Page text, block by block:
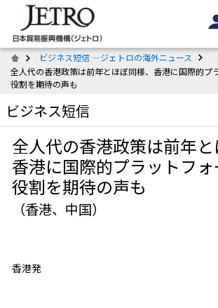
ビジネス短信 ―ジェトロの海外ニュース
全人代の香港政策は前年とほぼ同様、香港に国際的プ
役割を期待の声も
ビジネス短信
全人代の香港政策は前年と
香港に国際的プラットフ
役割を期待の声も
（香港、中国）
香港発